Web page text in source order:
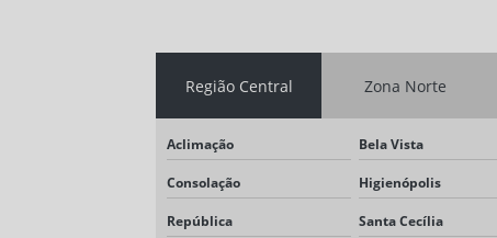
Região Central Zona Norte
Aclimação Bela Vista
Consolação Higienópolis
República Santa Cecília